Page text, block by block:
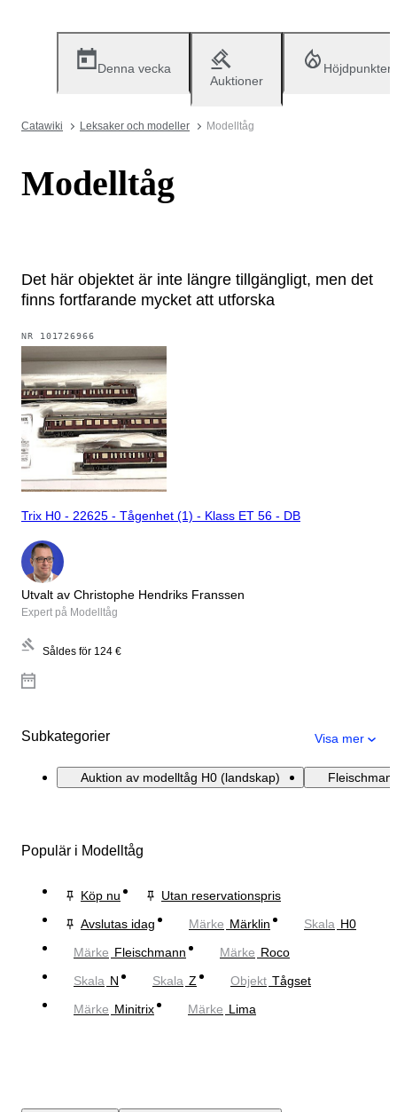
Denna vecka
Auktioner
Höjdpunkter
Catawiki Leksaker och modeller Modelltåg
Modelltåg
Det här objektet är inte längre tillgängligt, men det
finns fortfarande mycket att utforska
NR 101726966
Trix H0 - 22625 - Tågenhet (1) - Klass ET 56 - DB
Utvalt av Christophe Hendriks Franssen
Expert på Modelltåg
Såldes för 124 €
Subkategorier Visa mer
Auktion av modelltåg H0 (landskap)
Populär i Modelltåg
Köp nu
Utan reservationspris
Avslutas idag
Märke Märklin Skala H0
Märke Fleischmann Märke Roco
Skala N Skala Z Objekt Tågset
Märke Minitrix Märke Lima